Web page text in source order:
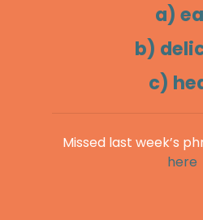
a)
b)
c)
Missed last week’s
here